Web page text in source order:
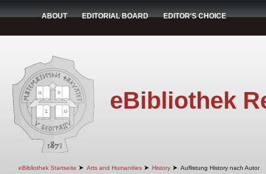
ABOUT EDITORIAL BOARD EDITOR'S CHOICE
eBibliothek
eBibliothek Startseite ➤ Arts and Humanities ➤ History ➤ Auflistung History nach Autor